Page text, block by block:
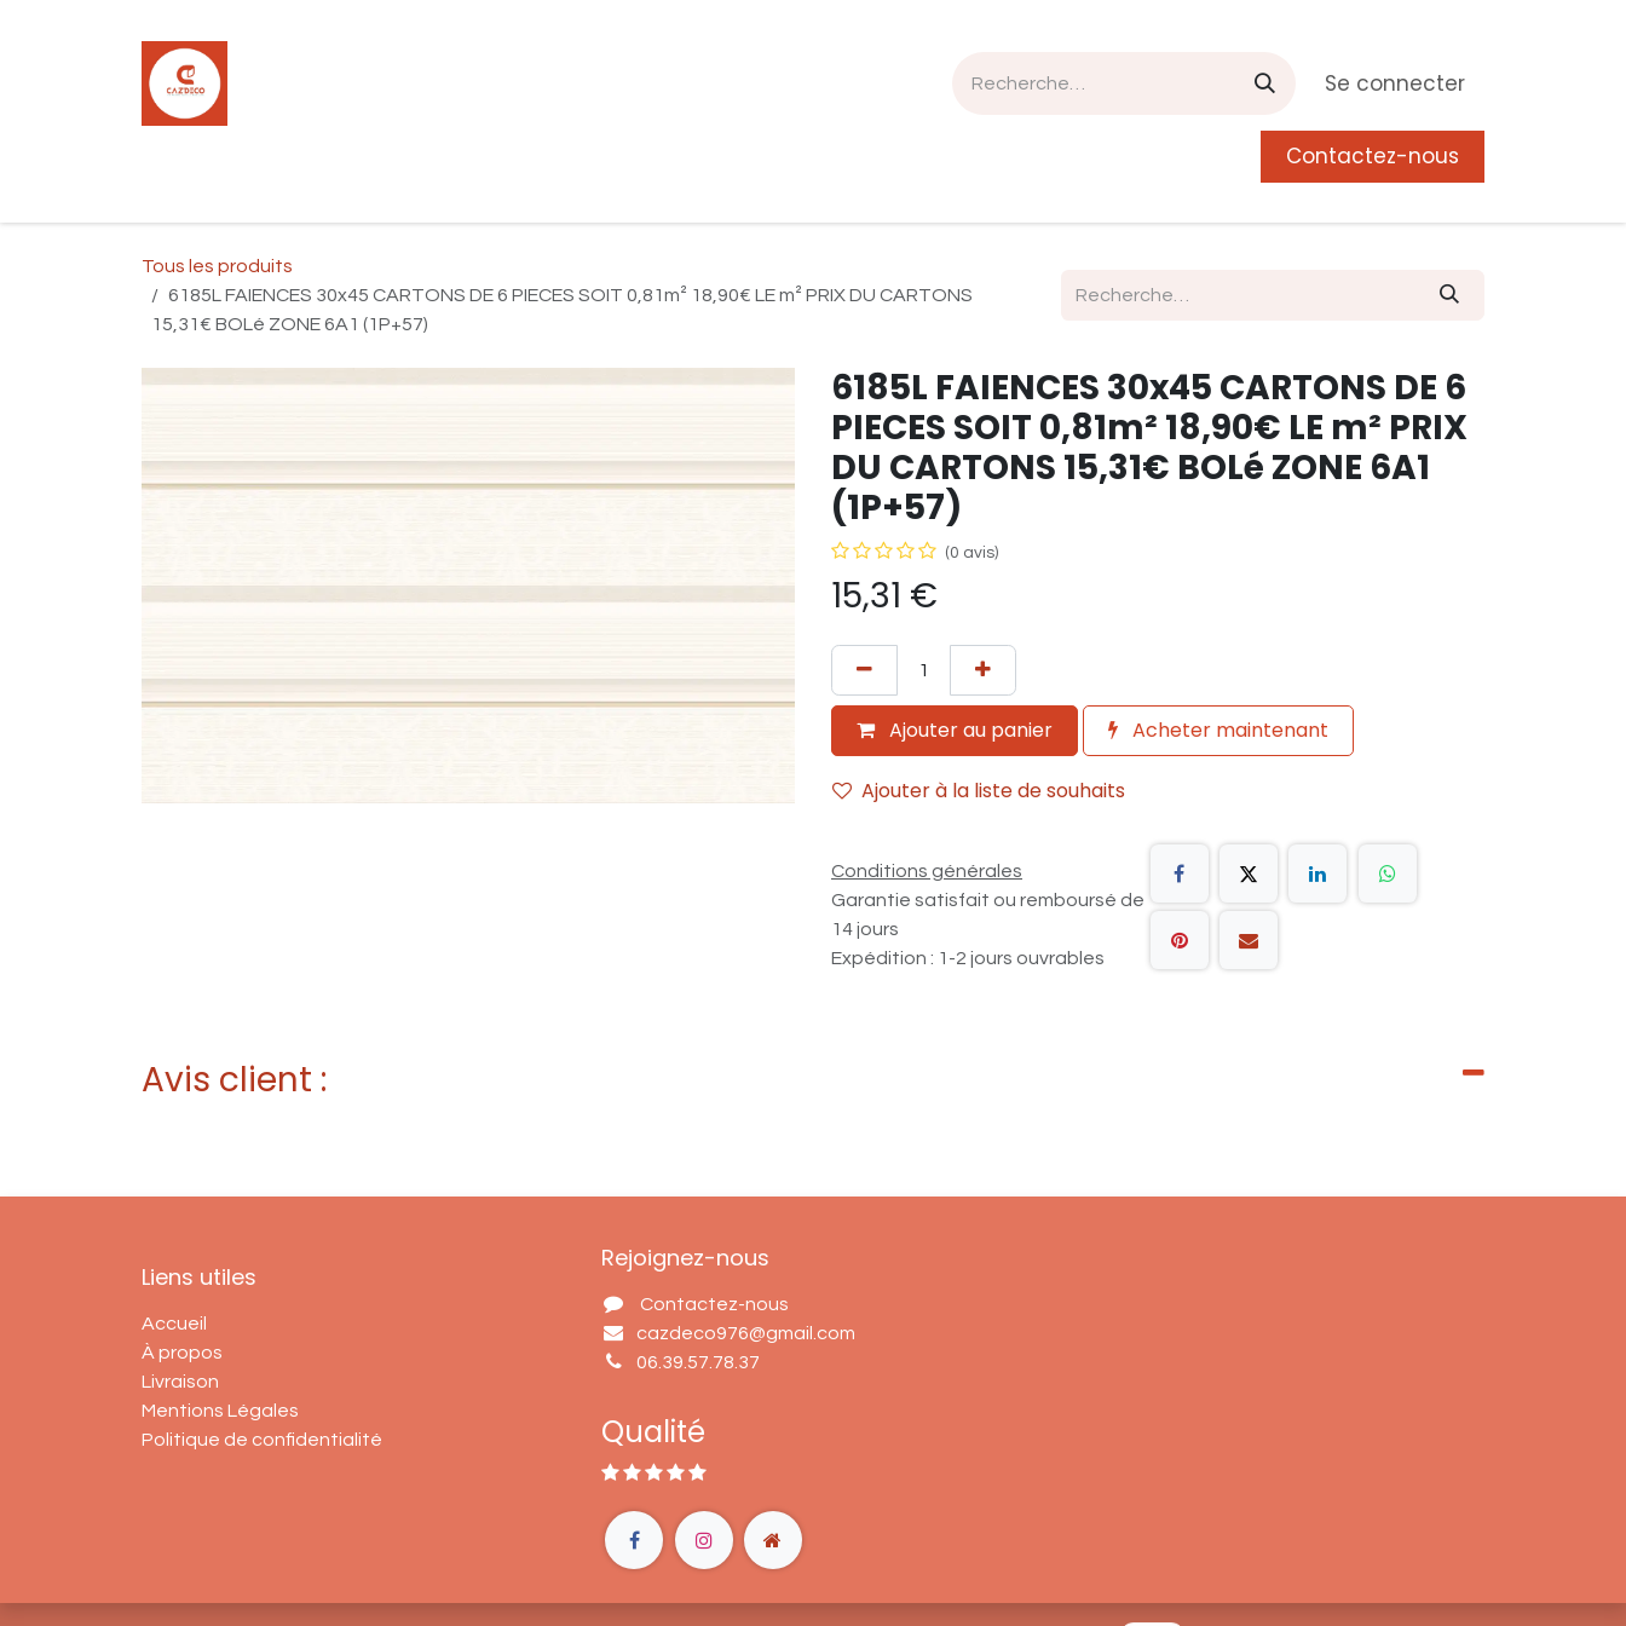
Se connecter
Postes
0
Contactez-nous
Tous les produits
6185L FAIENCES 30x45 CARTONS DE 6 PIECES SOIT 0,81m² 18,90€ LE m² PRIX DU CARTONS
15,31€ BOLé ZONE 6A1 (1P+57)
6185L FAIENCES 30x45 CARTONS DE 6
PIECES SOIT 0,81m² 18,90€ LE m² PRIX
DU CARTONS 15,31€ BOLé ZONE 6A1
(1P+57)
(0 avis)
15,31 €
Ajouter au panier Acheter maintenant
Ajouter à la liste de souhaits
Conditions générales
Garantie satisfait ou remboursé de
14 jours
Expédition : 1-2 jours ouvrables
Avis client :
Liens utiles
Accueil
À propos
Livraison
Mentions Légales
Politique de confidentialité
Rejoignez-nous
Contactez-nous
cazdeco976@gmail.com
06.39.57.78.37
Qualité